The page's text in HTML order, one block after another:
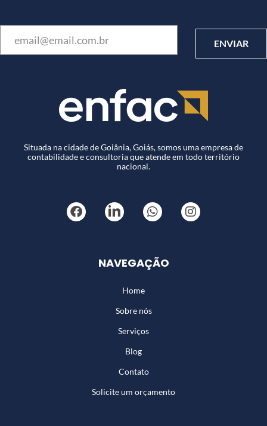
Situada na cidade de Goiânia, Goiás, somos uma empresa de
contabilidade e consultoria que atende em todo território
nacional.
NAVEGAÇÃO
Home
Sobre nós
Serviços
Blog
Contato
Solicite um orçamento